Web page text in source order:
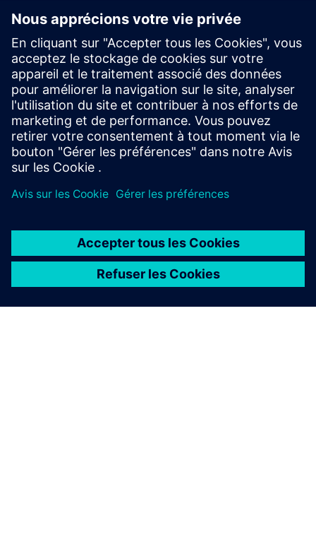
supplémentaires
Exploration de la fabrication additive à grande échelle
Matériel d'information DEMEX disponible sur le site LEAM
Conditions préalables
Une imprimante 3D grand format pour le DEMEX à installer
Le matériel système DEMEX